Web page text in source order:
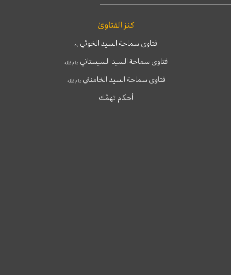
كنز الفتاوىٰ
فتاوى سماحة السيد الخوئي ره
فتاوى سماحة السيد السيستاني دام ظله
فتاوى سماحة السيد الخامنئيدام ظله
أحكام تهمّك